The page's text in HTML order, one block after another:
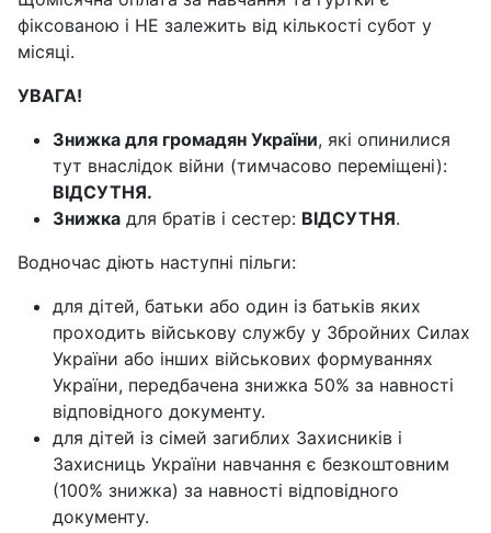
фіксованою і НЕ залежить від кількості субот y
місяці.
УВАГА!
Знижка для громадян України, які опинилися
тут внаслідок війни (тимчасово переміщені):
ВІДСУТНЯ.
Знижка для братів і сестер: ВІДСУТНЯ.
Водночас діють наступні пільги:
для дітей, батьки або один із батьків яких
проходить військову службу у Збройних Силах
України або інших військових формуваннях
України, передбачена знижка 50% за навності
відповідного документу.
для дітей із сімей загиблих Захисників і
Захисниць України навчання є безкоштовним
(100% знижка) за навності відповідного
документу.